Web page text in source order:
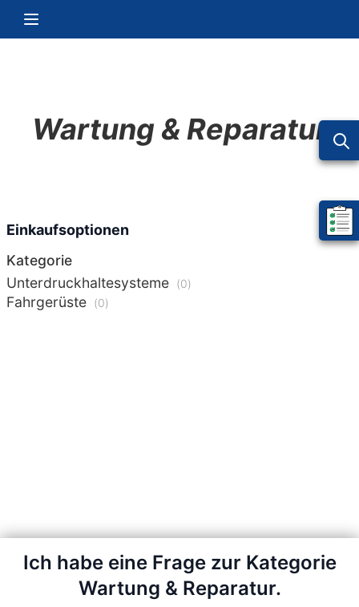
Navigation umschalten
Mein
Wartung & Reparatur
Einkaufsoptionen
Kategorie
Unterdruckhaltesysteme
0
Fahrgerüste 0
Ich habe eine Frage zur Kategorie
Wartung & Reparatur.